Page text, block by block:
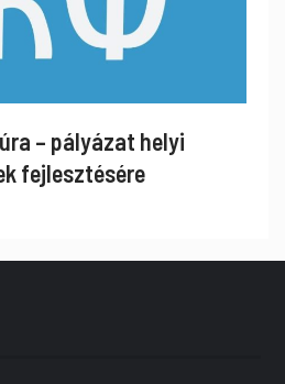
– pályázat helyi
fejlesztésére